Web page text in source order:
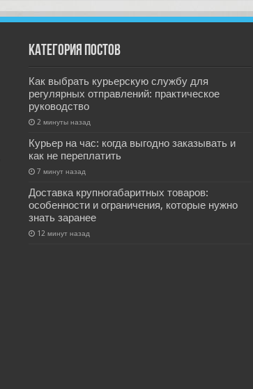
Категория постов
Как выбрать курьерскую службу для
регулярных отправлений: практическое
руководство
2 минуты назад
Курьер на час: когда выгодно заказывать и
как не переплатить
7 минут назад
Доставка крупногабаритных товаров:
особенности и ограничения, которые нужно
знать заранее
12 минут назад